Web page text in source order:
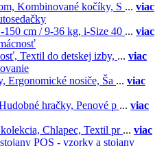
Kombinované kočíky, S ... viac
150 cm / 9-36 kg, i-Size 40 ... viac
Textil do detskej izby, ... viac
Ergonomické nosiče, Ša ... viac
hračky, Penové p ... viac
Chlapec, Textil pr ... viac
POS - vzorky a stojany